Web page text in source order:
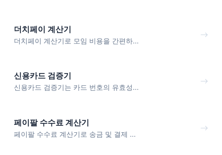
더치페이 계산기
더치페이 계산기로 모임 비용을 간편하...
신용카드 검증기
신용카드 검증기는 카드 번호의 유효성...
페이팔 수수료 계산기
페이팔 수수료 계산기로 송금 및 결제 ...